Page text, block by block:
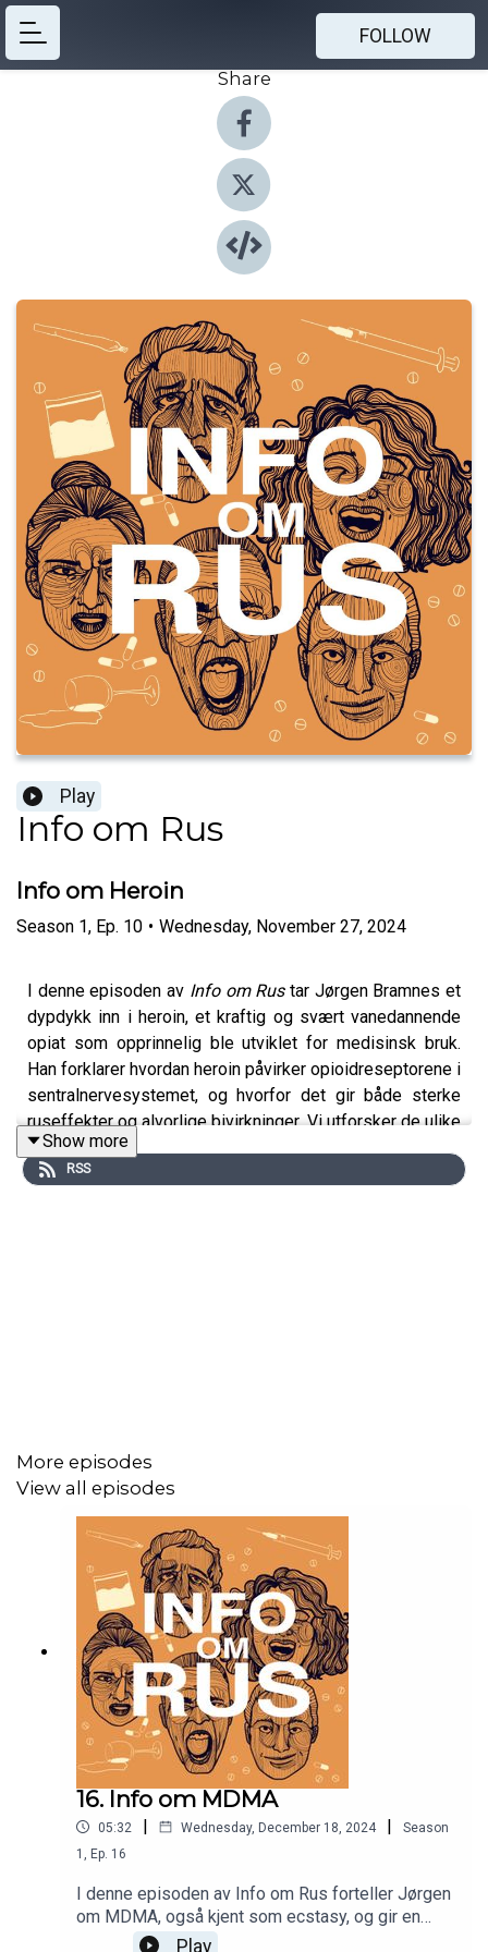
FOLLOW
Share
Play
Info om Rus
Info om Heroin
Season 1, Ep. 10 • Wednesday, November 27, 2024
I denne episoden av Info om Rustar Jørgen Bramnes et
dypdykk inn i heroin, et kraftig og svært vanedannende
opiat som opprinnelig ble utviklet for medisinsk bruk.
Han forklarer hvordan heroin påvirker opioidreseptorene i
sentralnervesystemet, og hvorfor det gir både sterke
ruseffekter og alvorlige bivirkninger. Vi utforsker de ulike
inntaksmetodene, fra injeksjon til røyking, og diskuterer
hvorfor overdosefaren er spesielt høy etter utvikling av
Show more
RSS
More episodes
View all episodes
16. Info om MDMA
05:32 | Wednesday, December 18, 2024 |
Season
1
Ep. 16
I denne episoden av Info om Rus forteller Jørgen
om MDMA, også kjent som ecstasy, og gir en
grundig innføring i stoffets historie, effekter og
Play